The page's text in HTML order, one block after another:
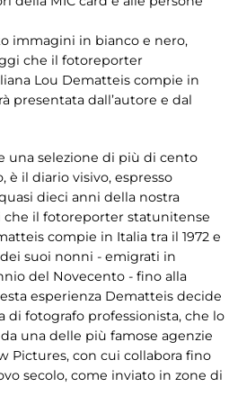
immagini in bianco e nero,
che il fotoreporter
Lou Dematteis compie in
presentata dall’autore e dal
una selezione di più di cento
il diario visivo, espresso
dieci anni della nostra
il fotoreporter statunitense
compie in Italia tra il 1972 e
dei suoi nonni - emigrati in
del Novecento - fino alla
esperienza Dematteis decide
di fotografo professionista, che lo
una delle più famose agenzie
Pictures, con cui collabora fino
secolo, come inviato in zone di